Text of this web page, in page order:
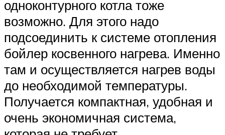
одноконтурного котла тоже
возможно. Для этого надо
подсоединить к системе отопления
бойлер косвенного нагрева. Именно
там и осуществляется нагрев воды
до необходимой температуры.
Получается компактная, удобная и
очень экономичная система,